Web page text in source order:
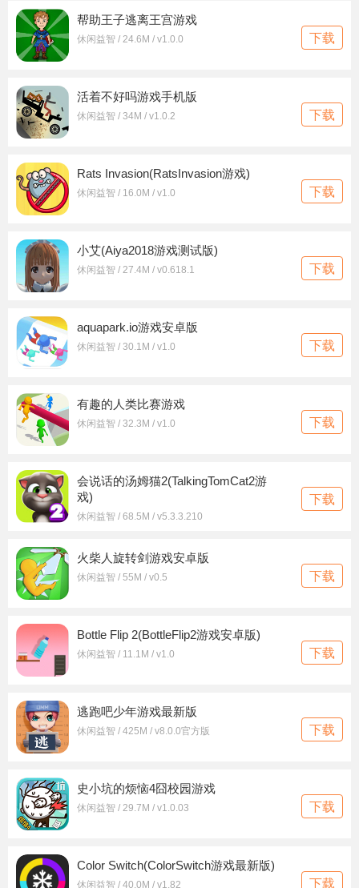
帮助王子逃离王宫游戏
休闲益智 / 24.6M / v1.0.0 下载
活着不好吗游戏手机版
休闲益智 / 34M / v1.0.2 下载
Rats Invasion(RatsInvasion游戏)
休闲益智 / 16.0M / v1.0 下载
小艾(Aiya2018游戏测试版)
休闲益智 / 27.4M / v0.618.1 下载
aquapark.io游戏安卓版
休闲益智 / 30.1M / v1.0 下载
有趣的人类比赛游戏
休闲益智 / 32.3M / v1.0 下载
会说话的汤姆猫2(TalkingTomCat2游
戏)
休闲益智 / 68.5M / v5.3.3.210
下载
火柴人旋转剑游戏安卓版
休闲益智 / 55M / v0.5 下载
Bottle Flip 2(BottleFlip2游戏安卓版)
休闲益智 / 11.1M / v1.0 下载
逃跑吧少年游戏最新版
休闲益智 / 425M / v8.0.0官方版 下载
史小坑的烦恼4囧校园游戏
休闲益智 / 29.7M / v1.0.03 下载
Color Switch(ColorSwitch游戏最新版)
休闲益智 / 40.0M / v1.82 下载